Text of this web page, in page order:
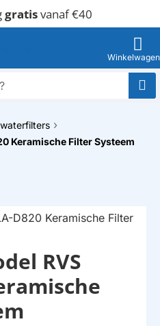
gratisvanaf €40
Keramische Filter Systeem
RVS